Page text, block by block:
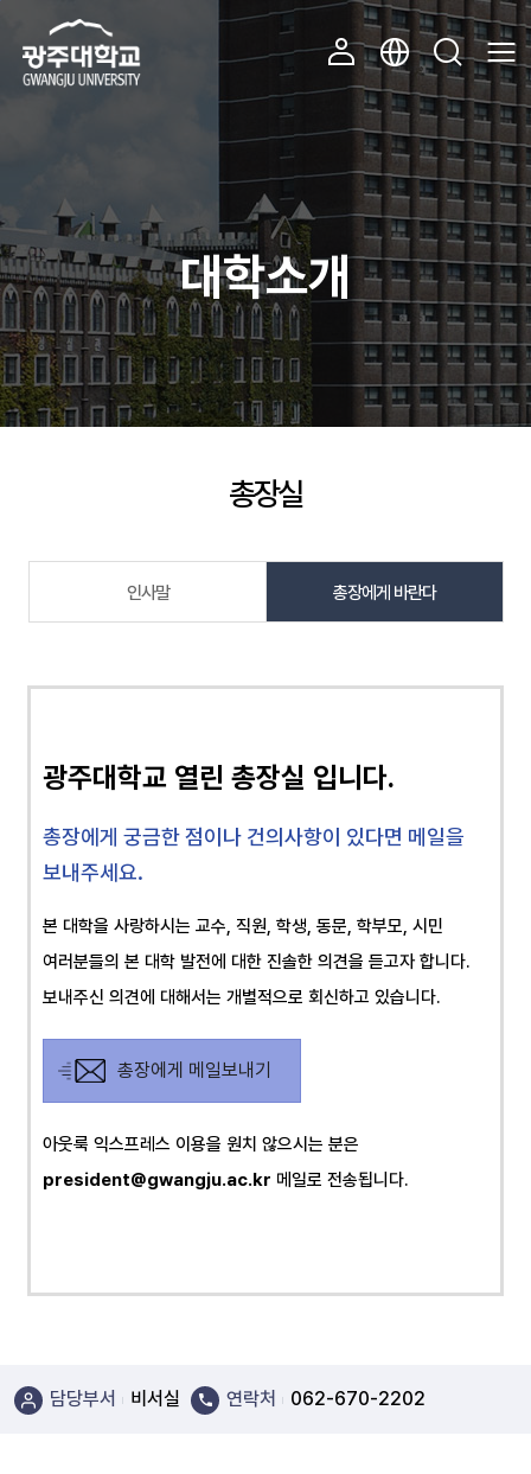
대학소개
총장실
인사말 총장에게 바란다
광주대학교 열린 총장실 입니다.
총장에게 궁금한 점이나 건의사항이 있다면 메일을
보내주세요.
본 대학을 사랑하시는 교수, 직원, 학생, 동문, 학부모, 시민
여러분들의 본 대학 발전에 대한 진솔한 의견을 듣고자 합니다.
보내주신 의견에 대해서는 개별적으로 회신하고 있습니다.
총장에게 메일보내기
아웃룩 익스프레스 이용을 원치 않으시는 분은
president@gwangju.ac.kr 메일로 전송됩니다.
담당부서 비서실 연락처 062-670-2202